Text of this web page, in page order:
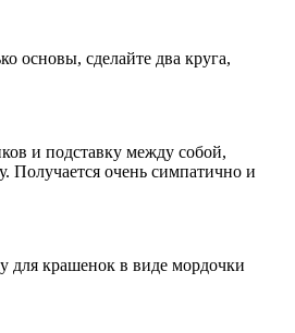
основы, сделайте два круга,
и подставку между собой,
Получается очень симпатично и
для крашенок в виде мордочки